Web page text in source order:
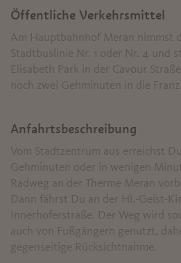
Öffentliche Verkehrsmittel
Am Hauptbahnhof Meran nimmst
Stadtbuslinie Nr. 1 oder Nr. 4 und
Elisabeth Park in der Cavour
noch zwei Gehminuten in die
Anfahrtsbeschreibung
Vom Stadtzentrum aus erreichst
Gehminuten oder in wenigen
Radweg an der Therme Meran
Dann fährst Du an der Hl.-Geist-
Innerhoferstraße.
Der Weg wird
auch von Fußgängern genutzt,
gegenseitige Rücksichtnahme.